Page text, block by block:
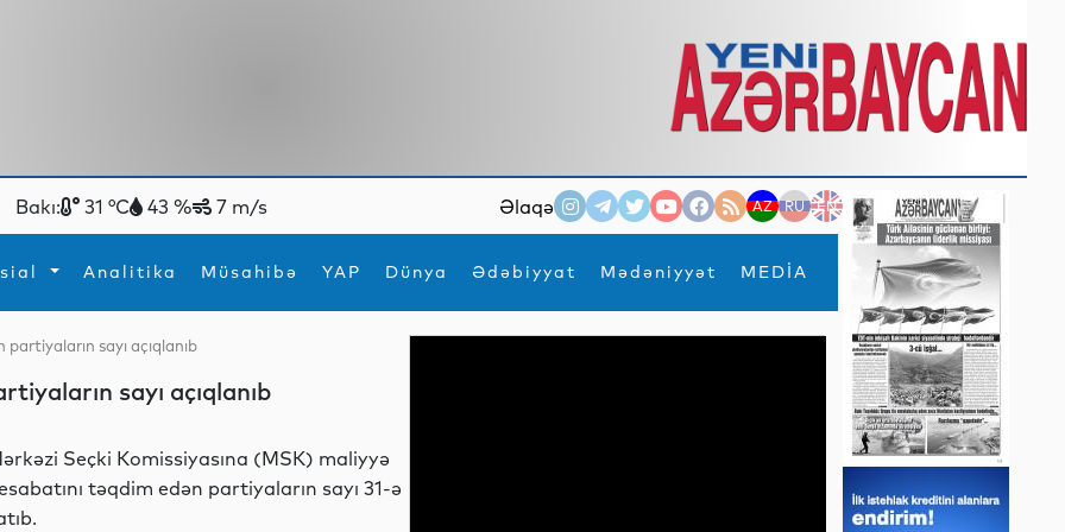
Bakı: 31 °C 43 % 7 m/s Əlaqə AZ RU EN
Analitika Müsahibə YAP Dünya Ədəbiyyat Mədəniyyət MEDİA
×
İdmanYeni texnologiyalar
sayı açıqlanıb
sayı açıqlanıb
Seçki Komissiyasına (MSK) maliyyə
təqdim edən partiyaların sayı 31-ə